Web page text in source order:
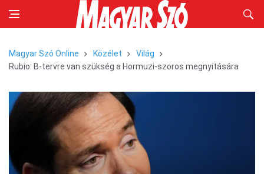
Magyar Szó Online Közélet
Világ
Rubio: B-tervre van szükség a Hormuzi-szoros megnyitására